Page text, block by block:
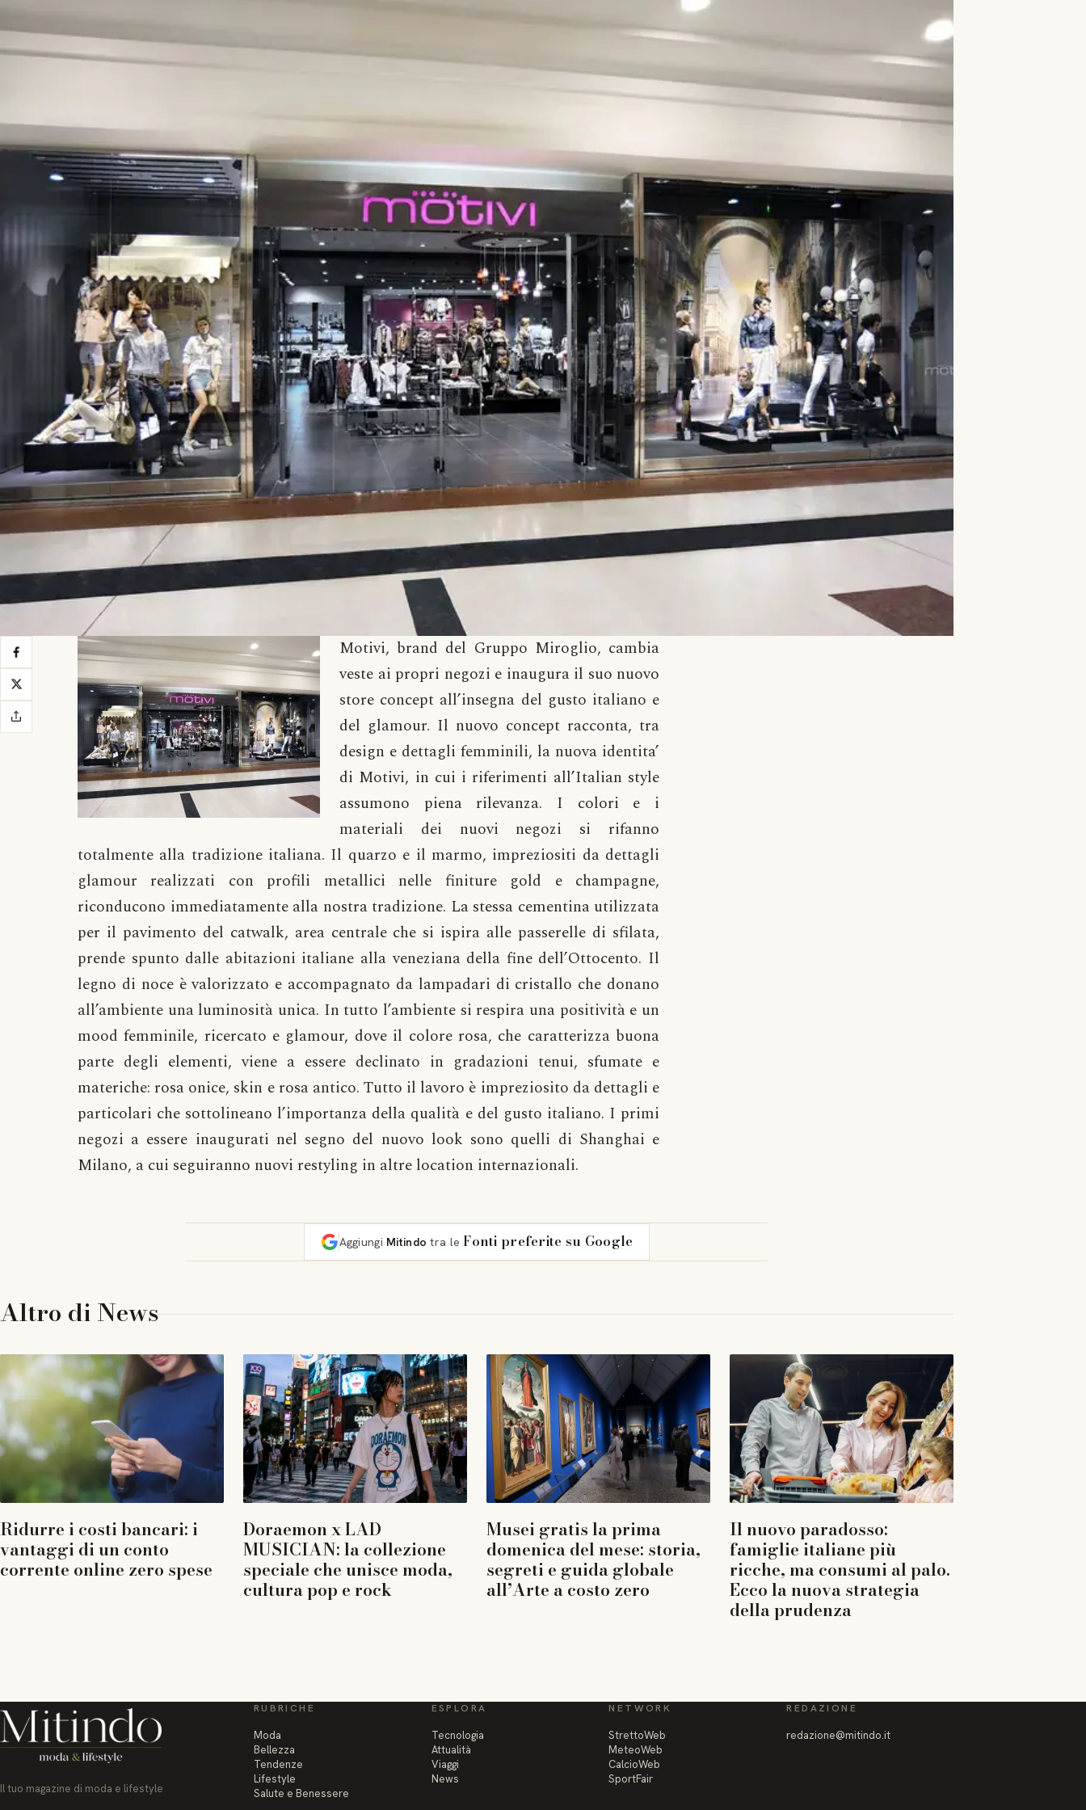
Motivi, brand del Gruppo Miroglio, cambia
veste ai propri negozi e inaugura il suo nuovo
store concept all’insegna del gusto italiano e
del glamour. Il nuovo concept racconta, tra
design e dettagli femminili, la nuova identita’
di Motivi, in cui i riferimenti all’Italian style
assumono piena rilevanza. I colori e i
materiali dei nuovi negozi si rifanno
totalmente alla tradizione italiana. Il quarzo e il marmo, impreziositi da dettagli
glamour realizzati con profili metallici nelle finiture gold e champagne,
riconducono immediatamente alla nostra tradizione. La stessa cementina utilizzata
per il pavimento del catwalk, area centrale che si ispira alle passerelle di sfilata,
prende spunto dalle abitazioni italiane alla veneziana della fine dell’Ottocento. Il
legno di noce è valorizzato e accompagnato da lampadari di cristallo che donano
all’ambiente una luminosità unica. In tutto l’ambiente si respira una positività e un
mood femminile, ricercato e glamour, dove il colore rosa, che caratterizza buona
parte degli elementi, viene a essere declinato in gradazioni tenui, sfumate e
materiche: rosa onice, skin e rosa antico. Tutto il lavoro è impreziosito da dettagli e
particolari che sottolineano l’importanza della qualità e del gusto italiano. I primi
negozi a essere inaugurati nel segno del nuovo look sono quelli di Shanghai e
Milano, a cui seguiranno nuovi restyling in altre location internazionali.
Aggiungi Mitindo tra le Fonti preferite su Google
Altro diNews
Ridurre i costi bancari: i
vantaggi di un conto
corrente online zero spese
Doraemon x LAD
MUSICIAN: la collezione
speciale che unisce moda,
cultura pop e rock
Musei gratis la prima
domenica del mese: storia,
segreti e guida globale
all’Arte a costo zero
Il nuovo paradosso:
famiglie italiane più
ricche, ma consumi al palo.
Ecco la nuova strategia
della prudenza
Il tuo magazine di moda e lifestyle
RUBRICHE
Moda
Bellezza
Tendenze
Lifestyle
Salute e Benessere
ESPLORA
Tecnologia
Attualità
Viaggi
News
NETWORK
StrettoWeb
MeteoWeb
CalcioWeb
SportFair
REDAZIONE
redazione@mitindo.it